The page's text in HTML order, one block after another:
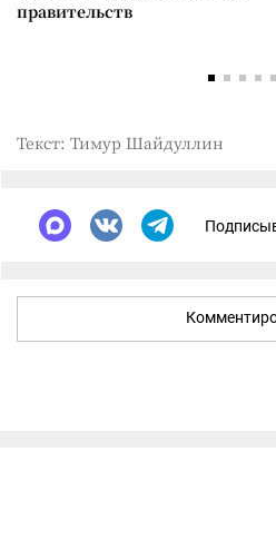
правительств
Текст: Тимур Шайдуллин